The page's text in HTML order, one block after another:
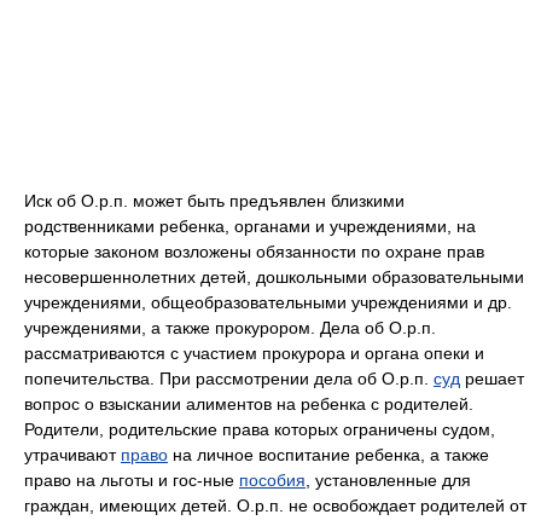
Иск об О.р.п. может быть предъявлен близкими
родственниками ребенка, органами и учреждениями, на
которые законом возложены обязанности по охране прав
несовершеннолетних детей, дошкольными образовательными
учреждениями, общеобразовательными учреждениями и др.
учреждениями, а также прокурором. Дела об О.р.п.
рассматриваются с участием прокурора и органа опеки и
попечительства. При рассмотрении дела об О.р.п. суд решает
вопрос о взыскании алиментов на ребенка с родителей.
Родители, родительские права которых ограничены судом,
утрачивают право на личное воспитание ребенка, а также
право на льготы и гос-ные пособия , установленные для
граждан, имеющих детей. О.р.п. не освобождает родителей от